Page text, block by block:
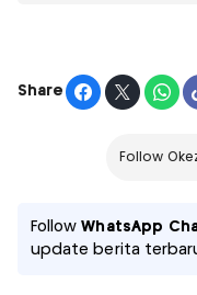
Share
Follow
FollowWhatsApp
update berita